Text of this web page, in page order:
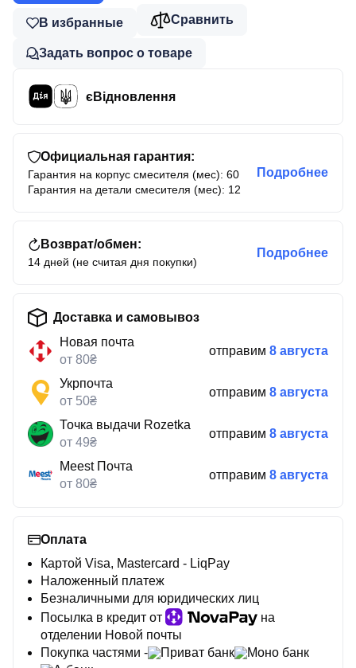
В избранные Сравнить
Задать вопрос о товаре
єВідновлення
Официальная гарантия:
Гарантия на корпус смесителя (мес): 60
Гарантия на детали смесителя (мес): 12
Подробнее
Возврат/обмен:
14 дней (не считая дня покупки)
Подробнее
Доставка и самовывоз
Новая почта
от 80₴
отправим 8 августа
Укрпочта
от 50₴
отправим 8 августа
Точка выдачи Rozetka
от 49₴
отправим 8 августа
Meest Почта
от 80₴
отправим 8 августа
Оплата
Картой Visa, Mastercard - LiqPay
Наложенный платеж
Безналичными для юридических лиц
Посылка в кредит от
на
отделении Новой почты
Покупка частями -
Приват банк
Моно банк